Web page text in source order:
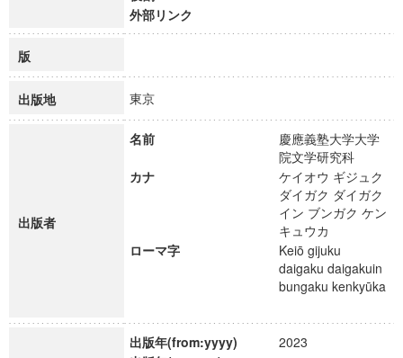
外部リンク
版
出版地 東京
出版者
名前
慶應義塾大学大学
院文学研究科
カナ
ケイオウ ギジュク
ダイガク ダイガク
イン ブンガク ケン
キュウカ
ローマ字
Keiō gijuku
daigaku daigakuin
bungaku kenkyūka
出版年(from:yyyy)
2023